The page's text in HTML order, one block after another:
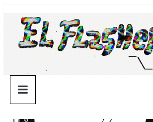
contenido
¯\_(ツ)_/
¯